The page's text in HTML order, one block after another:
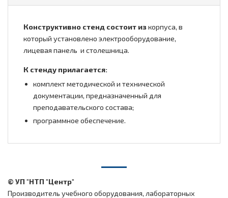
Конструктивно стенд состоит изкорпуса, в
который установлено электрооборудование,
лицевая панель и столешница.
К стенду прилагается:
комплект методической и технической
документации, предназначенный для
преподавательского состава;
программное обеспечение.
© УП "НТП "Центр"
Производитель учебного оборудования, лабораторных